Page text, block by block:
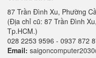
87 Trần Đình Xu, Phường
(Địa chỉ cũ: 87 Trần Đình
Tp.HCM.)
028 2253 9596 - 0937 872
Email: